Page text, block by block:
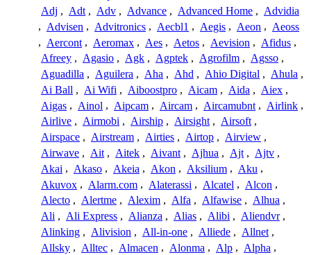
Adj , Adt , Adv , Advance , Advanced Home , Advidia
, Advisen , Advitronics , Aecbl1 , Aegis , Aeon , Aeoss
, Aercont , Aeromax , Aes , Aetos , Aevision , Afidus ,
Afreey , Agasio , Agk , Agptek , Agrofilm , Agsso ,
Aguadilla , Aguilera , Aha , Ahd , Ahio Digital , Ahula ,
Ai Ball , Ai Wifi , Aiboostpro , Aicam , Aida , Aiex ,
Aigas , Ainol , Aipcam , Aircam , Aircamubnt , Airlink ,
Airlive , Airmobi , Airship , Airsight , Airsoft ,
Airspace , Airstream , Airties , Airtop , Airview ,
Airwave , Ait , Aitek , Aivant , Ajhua , Ajt , Ajtv ,
Akai , Akaso , Akeia , Akon , Aksilium , Aku ,
Akuvox , Alarm.com , Alaterassi , Alcatel , Alcon ,
Alecto , Alertme , Alexim , Alfa , Alfawise , Alhua ,
Ali , Ali Express , Alianza , Alias , Alibi , Aliendvr ,
Alinking , Alivision , All-in-one , Alliede , Allnet ,
Allsky , Alltec , Almacen , Alonma , Alp , Alpha ,